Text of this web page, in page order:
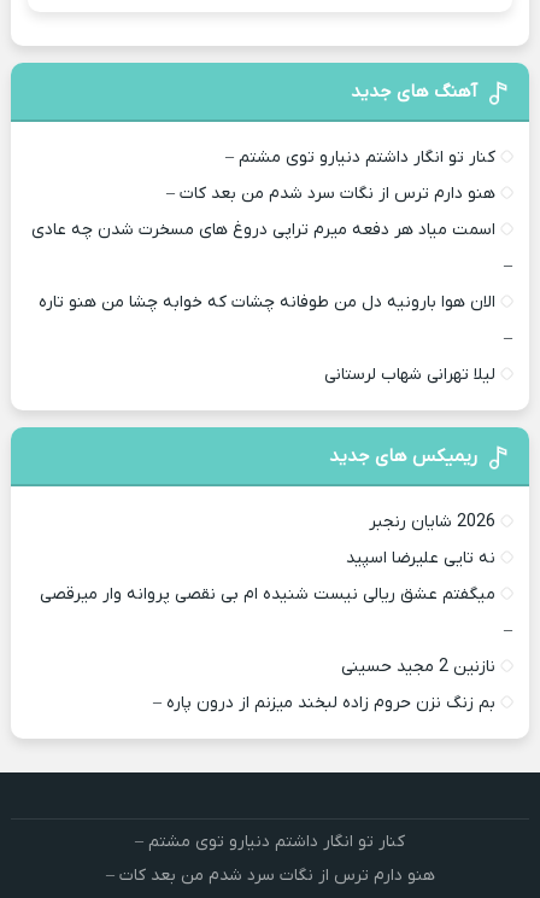
آهنگ های جدید
کنار تو انگار داشتم دنیارو توی مشتم –
هنو دارم ترس از نگات سرد شدم من بعد کات –
اسمت میاد هر دفعه میرم تراپی دروغ‌ های مسخرت شدن چه عادی
–
الان هوا بارونیه دل من طوفانه چشات که خوابه چشا من هنو تاره
–
لیلا تهرانی شهاب لرستانی
ریمیکس های جدید
2026 شایان رنجبر
نه تایی علیرضا اسپید
میگفتم عشق ریالی نیست شنیده ام بی نقصی پروانه وار میرقصی
–
نازنین 2 مجید حسینی
بم زنگ نزن حروم زاده لبخند میزنم از درون پاره –
کنار تو انگار داشتم دنیارو توی مشتم –
هنو دارم ترس از نگات سرد شدم من بعد کات –